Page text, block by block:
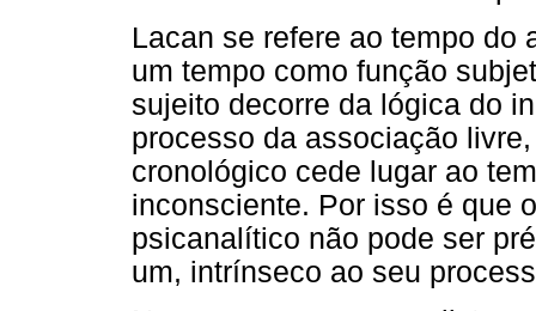
Lacan se refere ao tempo do
um tempo como função
sujeito decorre da lógica do
processo da associação
cronológico cede lugar ao
inconsciente. Por isso é que
psicanalítico não pode ser
um, intrínseco ao seu